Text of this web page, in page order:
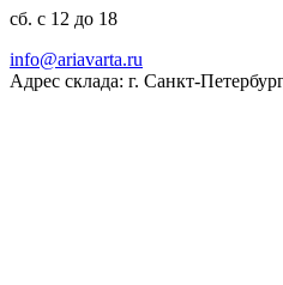
сб. с 12 до 18
ur.atravaira@ofni
Адрес склада: г. Санкт-